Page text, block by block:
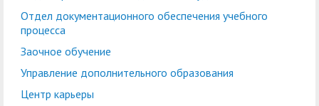
Управление по
правовой и кадровой
работе
Управление
финансового контроля
Планово-финансовое
Отдел практической
подготовки студентов
Отдел
процесса
воспитательной работе
Центр
добровольчества
«Абилимпикс»
Экскурсионно-
кадров
Лаборатории, НШ,
кафедра
Военно-патриотический
клуб "БАРС"
Отдел документационного обеспечения учебного
процесса
Заочное обучение
Управление дополнительного образования
Центр карьеры